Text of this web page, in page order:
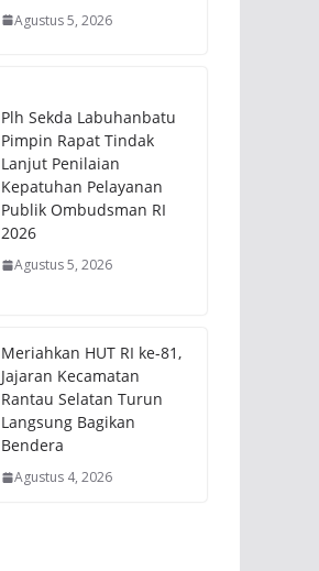
Agustus 5, 2026
Plh Sekda Labuhanbatu
Pimpin Rapat Tindak
Lanjut Penilaian
Kepatuhan Pelayanan
Publik Ombudsman RI
2026
Agustus 5, 2026
Meriahkan HUT RI ke-81,
Jajaran Kecamatan
Rantau Selatan Turun
Langsung Bagikan
Bendera
Agustus 4, 2026